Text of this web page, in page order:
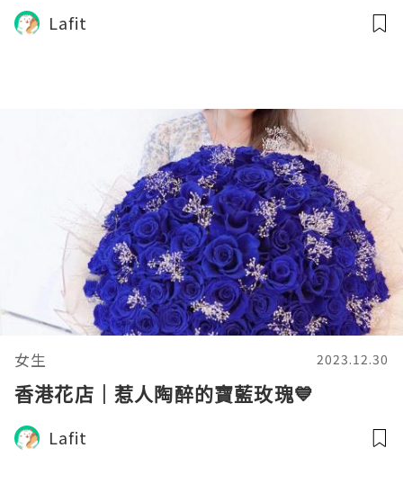
Lafit
女生 2023.12.30
香港花店｜惹人陶醉的寶藍玫瑰💙
Lafit